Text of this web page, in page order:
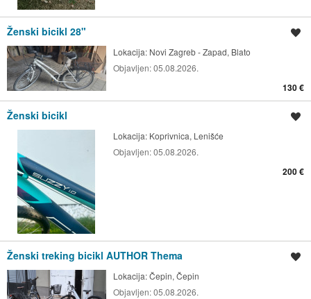
Ženski bicikl 28"
Lokacija: Novi Zagreb - Zapad, Blato
Objavljen:05.08.2026.
130 €
Ženski bicikl
Lokacija: Koprivnica, Lenišće
Objavljen:05.08.2026.
200 €
Ženski treking bicikl AUTHOR Thema
Lokacija:Čepin, Čepin
Objavljen:05.08.2026.